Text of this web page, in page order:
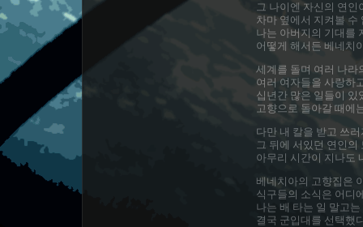
그 나이엔 자신의 연인
차마 옆에서 지켜볼 수
나는 아버지의 기대를
어떻게 해서든 베네치
세계를 돌며 여러 나라
여러 여자들을 사랑하
십년간 많은 일들이 있
고향으로 돌아갈 때에
다만 내 칼을 받고 쓰
그 뒤에 서있던 연인의
아무리 시간이 지나도
베네치아의 고향집은
식구들의 소식은 어디
나는 배 타는 일 말고
결국 군입대를 선택했